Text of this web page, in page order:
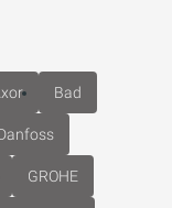
Bad
GROHE